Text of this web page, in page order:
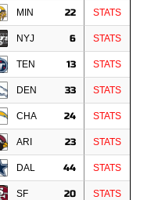
MIN 22 STATS
NYJ 6 STATS
TEN 13 STATS
DEN 33 STATS
CHA 24 STATS
ARI 23 STATS
DAL 44 STATS
SF 20 STATS